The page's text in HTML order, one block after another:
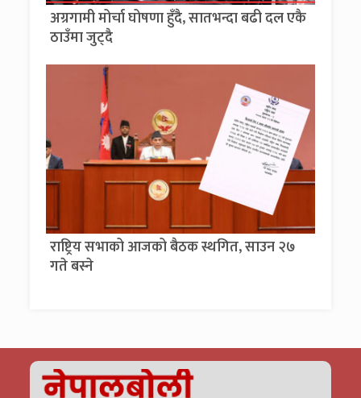
अग्रगामी मोर्चा घोषणा हुँदै, सातभन्दा बढी दल एकै
ठाउँमा जुट्दै
राष्ट्रिय सभाको आजको बैठक स्थगित, साउन २७
गते बस्ने